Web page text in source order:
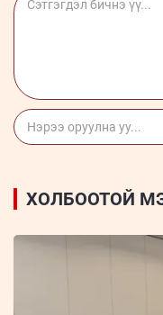
ХОЛБООТОЙ